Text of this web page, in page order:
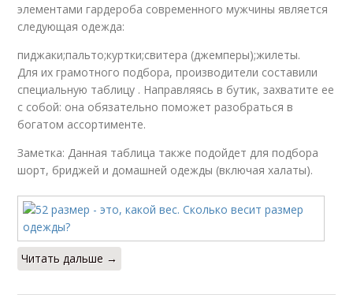
элементами гардероба современного мужчины является
следующая одежда:
пиджаки;пальто;куртки;свитера (джемперы);жилеты.
Для их грамотного подбора, производители составили
специальную таблицу . Направляясь в бутик, захватите ее
с собой: она обязательно поможет разобраться в
богатом ассортименте.
Заметка: Данная таблица также подойдет для подбора
шорт, бриджей и домашней одежды (включая халаты).
Читать дальше →